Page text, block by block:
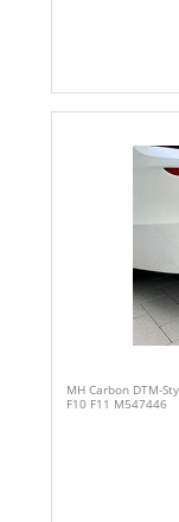
MH Carbon DTM-
F10 F11 M547446